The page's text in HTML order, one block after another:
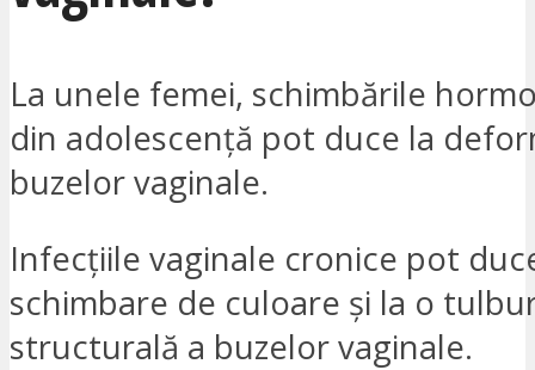
La unele femei, schimbările
din adolescență pot duce la
buzelor vaginale.
Infecțiile vaginale cronice pot
schimbare de culoare și la o
structurală a buzelor vaginale.